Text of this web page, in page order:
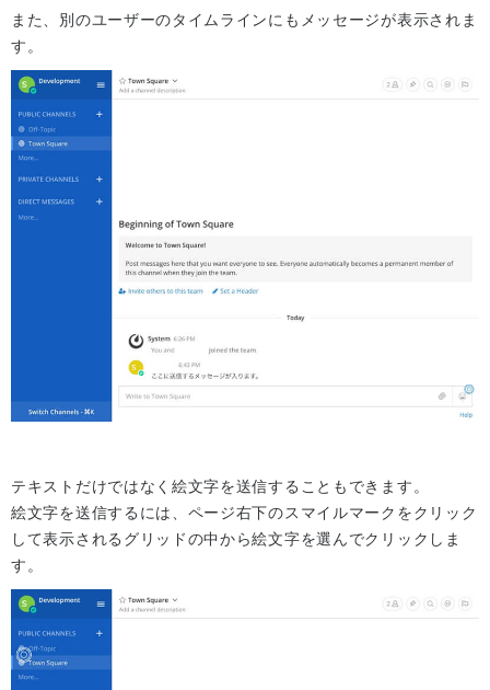
また、別のユーザーのタイムラインにもメッセージが表示されま
す。
テキストだけではなく絵文字を送信することもできます。
絵文字を送信するには、ページ右下のスマイルマークをクリック
して表示されるグリッドの中から絵文字を選んでクリックしま
す。